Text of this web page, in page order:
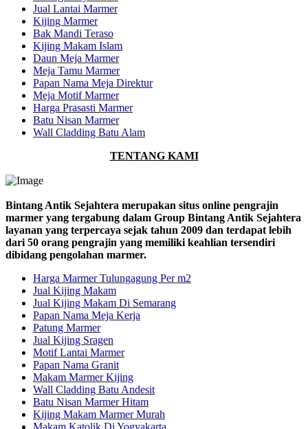
Jual Lantai Marmer
Kijing Marmer
Bak Mandi Teraso
Kijing Makam Islam
Daun Meja Marmer
Meja Tamu Marmer
Papan Nama Meja Direktur
Meja Motif Marmer
Harga Prasasti Marmer
Batu Nisan Marmer
Wall Cladding Batu Alam
TENTANG KAMI
Bintang Antik Sejahtera merupakan situs online pengrajin
marmer yang tergabung dalam Group Bintang Antik Sejahtera
layanan yang terpercaya sejak tahun 2009 dan terdapat lebih
dari 50 orang pengrajin yang memiliki keahlian tersendiri
dibidang pengolahan marmer.
Harga Marmer Tulungagung Per m2
Jual Kijing Makam
Jual Kijing Makam Di Semarang
Papan Nama Meja Kerja
Patung Marmer
Jual Kijing Sragen
Motif Lantai Marmer
Papan Nama Granit
Makam Marmer Kijing
Wall Cladding Batu Andesit
Batu Nisan Marmer Hitam
Kijing Makam Marmer Murah
Makam Katolik Di Yogyakarta